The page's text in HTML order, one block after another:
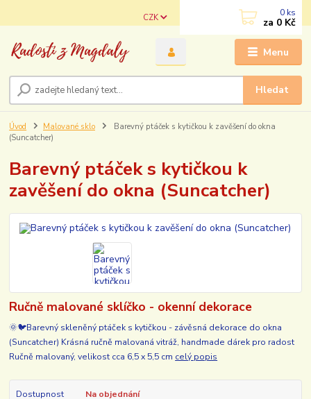
Menu
CZK
Hledat
0 ks
za 0 Kč
Úvod Malované sklo
Barevný ptáček s kytičkou k zavěšení do okna
(Suncatcher)
Barevný ptáček s kytičkou k
zavěšení do okna (Suncatcher)
Ručně malované sklíčko - okenní dekorace
🌞🐦Barevný skleněný ptáček s kytičkou - závěsná dekorace do okna
(Suncatcher) Krásná ručně malovaná vitráž, handmade dárek pro radost
Ručně malovaný, velikost cca 6,5 x 5,5 cm celý popis
Dostupnost Na objednání